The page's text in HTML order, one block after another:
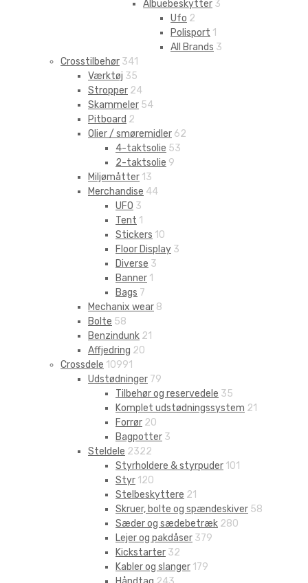
Albuebeskytter 3
Ufo 2
Polisport 1
All Brands 3
Crosstilbehør 341
Værktøj 35
Stropper 24
Skammeler 54
Pitboard 2
Olier / smøremidler 62
4-taktsolie 53
2-taktsolie 9
Miljømåtter 13
Merchandise 44
UFO 3
Tent 1
Stickers 10
Floor Display 3
Diverse 3
Banner 1
Bags 7
Mechanix wear 8
Bolte 58
Benzindunk 21
Affjedring 20
Crossdele 10991
Udstødninger 79
Tilbehør og reservedele 35
Komplet udstødningssystem 21
Forrør 20
Bagpotter 3
Steldele 2322
Styrholdere & styrpuder 101
Styr 120
Stelbeskyttere 21
Skruer, bolte og spændeskiver 58
Sæder og sædebetræk 280
Lejer og pakdåser 379
Kickstarter 32
Kabler og slanger 179